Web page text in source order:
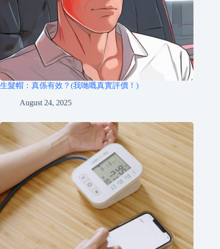
生髮帽：真係有效？(我哋嘅真實評價！)
August 24, 2025